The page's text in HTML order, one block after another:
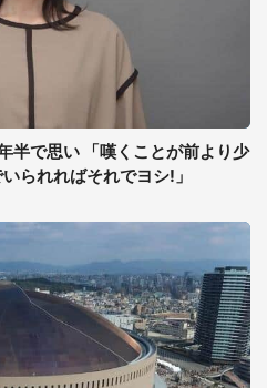
半で思い 「嘆くことが前より少
られればそれでヨシ!」